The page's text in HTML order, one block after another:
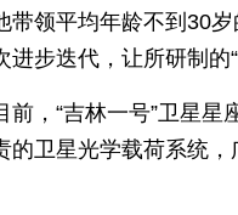
带领平均年龄不到30
进步迭代，让所研制的
前，“吉林一号”卫星
的卫星光学载荷系统